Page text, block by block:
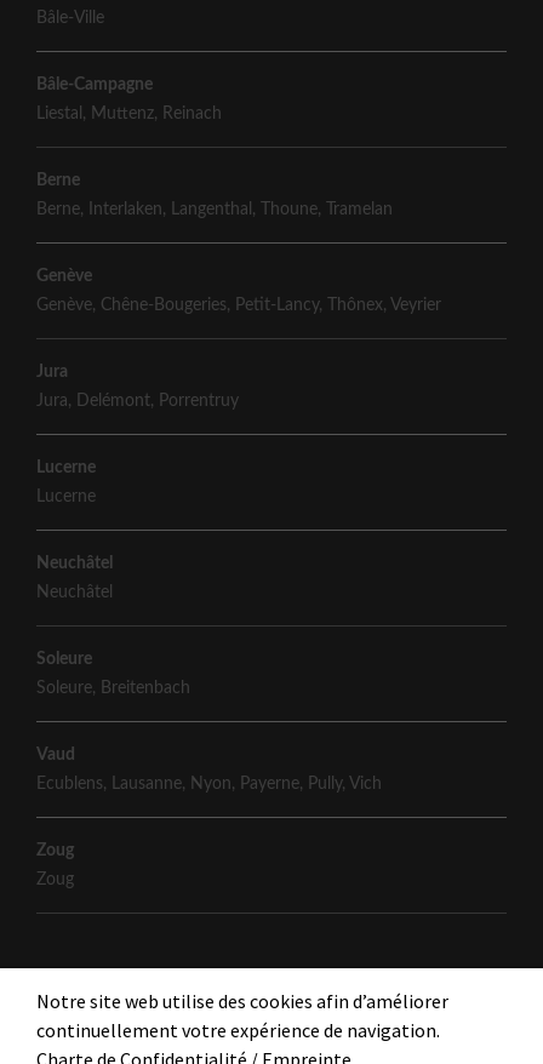
Bâle-Ville
Bâle-Campagne
Liestal , Muttenz, Reinach
Berne
Berne, Interlaken, Langenthal , Thoune, Tramelan
Genève
Genève, Chêne-Bougeries, Petit-Lancy, Thônex, Veyrier
Jura
Jura, Delémont, Porrentruy
Lucerne
Lucerne
Neuchâtel
Neuchâtel
Soleure
Soleure, Breitenbach
Vaud
Ecublens, Lausanne, Nyon, Payerne, Pully, Vich
Zoug
Zoug
Notre site web utilise des cookies afin d’améliorer
continuellement votre expérience de navigation.
Charte de Confidentialité / Empreinte